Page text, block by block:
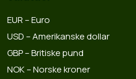
EUR – Euro
USD – Amerikanske dollar
GBP – Britiske pund
NOK – Norske kroner